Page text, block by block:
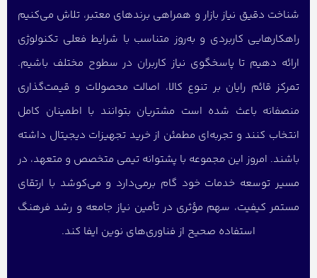
شناخت دقیق نیاز بازار و همراهی برندهای معتبر، تلاش می‌کنیم
راهکارهایی کاربردی و به‌روز متناسب با شرایط فعلی تکنولوژی
ارائه دهیم تا پاسخگوی نیاز کاربران در سطوح مختلف باشیم.
تمرکز قائم رایان بر تنوع کالا، اصالت محصولات و قیمت‌گذاری
منصفانه باعث شده است مشتریان بتوانند با اطمینان کامل
انتخاب کنند و تجربه‌ای مطمئن از خرید تجهیزات دیجیتال داشته
باشند. امروز این مجموعه با پشتوانه تیمی متخصص و متعهد، در
مسیر توسعه خدمات خود گام برمی‌دارد و می‌کوشد با ارتقای
مستمر کیفیت، سهم مؤثری در تأمین نیاز جامعه و رشد فرهنگ
استفاده صحیح از فناوری‌های نوین ایفا کند.